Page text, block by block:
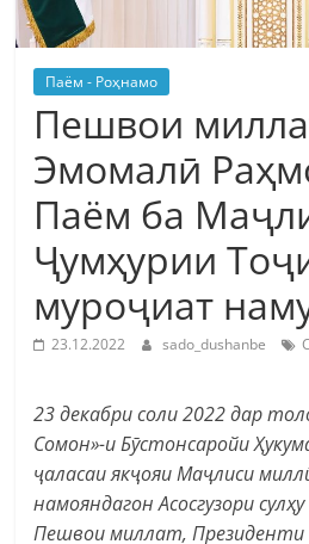
Паём - Роҳнамо
Пешвои
Эмомалӣ
Паём ба
Ҷумҳурии
муроҷиат
23.12.2022 sado_dushanbe
23 декабри соли 2022 дар
Сомон»-и Бӯстонсаройи
ҷаласаи якҷояи Маҷлиси
намояндагон Асосгузори
Пешвои миллат, Президенти